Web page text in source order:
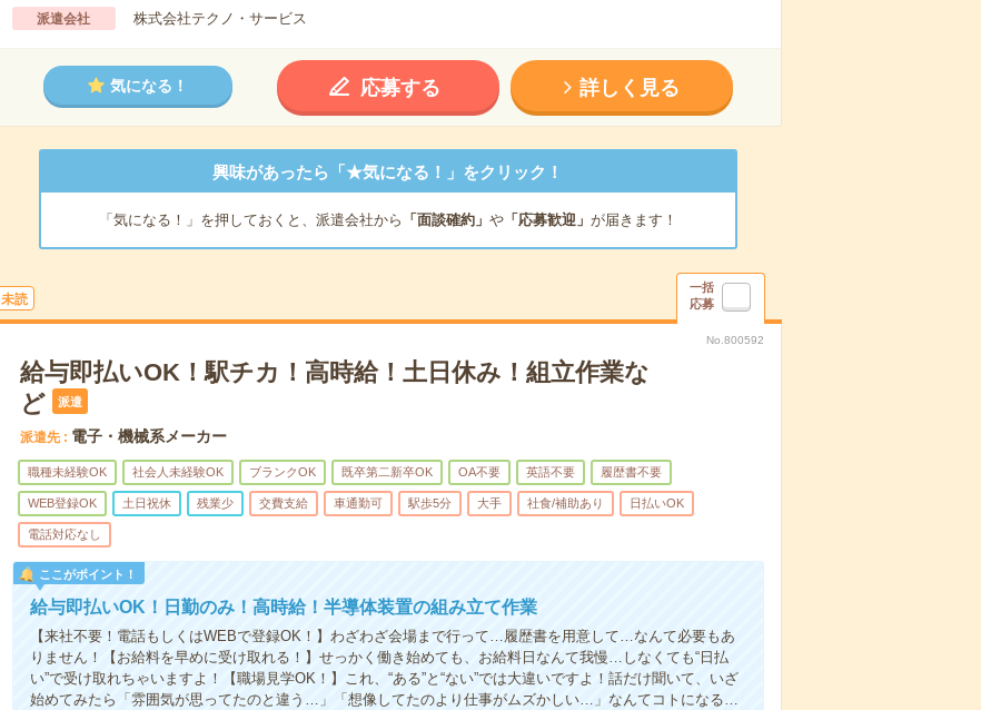
派遣会社 株式会社テクノ・サービス
気になる！ 応募する 詳しく見る
興味があったら「★気になる！」をクリック！
「気になる！」を押しておくと、派遣会社から 「面談確約」 や「応募歓迎」 が届きます！
未読
一括
応募
No.800592
給与即払いOK！駅チカ！高時給！土日休み！組立作業な
ど
派遣
派遣先 電子・機械系メーカー
職種未経験OK 社会人未経験OK ブランクOK 既卒第二新卒OK OA不要 英語不要 履歴書不要
WEB登録OK 土日祝休 残業少 交費支給 車通勤可 駅歩5分 大手 社食/補助あり 日払いOK
電話対応なし
ここがポイント！
給与即払いOK！日勤のみ！高時給！半導体装置の組み立て作業
【来社不要！電話もしくはWEBで登録OK！】わざわざ会場まで行って…履歴書を用意して…なんて必要もあ
りません！【お給料を早めに受け取れる！】せっかく働き始めても、お給料日なんて我慢…しなくても“日払
い”で受け取れちゃいますよ！【職場見学OK！】これ、“ある”と“ない”では大違いですよ！話だけ聞いて、いざ
始めてみたら「雰囲気が思ってたのと違う…」「想像してたのより仕事がムズかしい…」なんてコトになる…